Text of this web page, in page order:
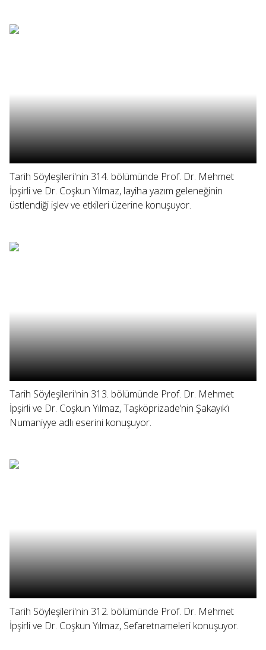
Tarih Söyleşileri'nin 314. bölümünde Prof. Dr. Mehmet
İpşirli ve Dr. Coşkun Yılmaz, layiha yazım geleneğinin
üstlendiği işlev ve etkileri üzerine konuşuyor.
Tarih Söyleşileri'nin 313. bölümünde Prof. Dr. Mehmet
İpşirli ve Dr. Coşkun Yılmaz, Taşköprizade’nin Şakayık’ı
Numaniyye adlı eserini konuşuyor.
Tarih Söyleşileri'nin 312. bölümünde Prof. Dr. Mehmet
İpşirli ve Dr. Coşkun Yılmaz, Sefaretnameleri konuşuyor.